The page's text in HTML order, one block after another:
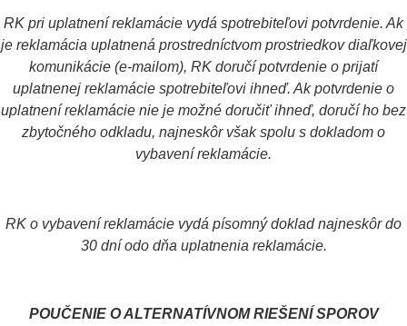
RK pri uplatnení reklamácie vydá spotrebiteľovi potvrdenie. Ak
je reklamácia uplatnená prostredníctvom prostriedkov diaľkovej
komunikácie (e-mailom), RK doručí potvrdenie o prijatí
uplatnenej reklamácie spotrebiteľovi ihneď. Ak potvrdenie o
uplatnení reklamácie nie je možné doručiť ihneď, doručí ho bez
zbytočného odkladu, najneskôr však spolu s dokladom o
vybavení reklamácie.
RK o vybavení reklamácie vydá písomný doklad najneskôr do
30 dní odo dňa uplatnenia reklamácie.
POUČENIE O ALTERNATÍVNOM RIEŠENÍ SPOROV